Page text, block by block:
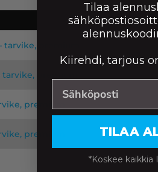
tarvike, premium
premium
premium
premium
Tilaa
Kiirehdi, tarjous
TILAA
*Koskee